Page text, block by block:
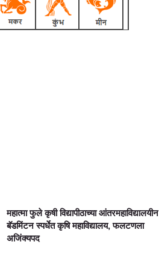
महात्मा फुले कृषी विद्यापीठाच्या आंतरमहाविद्यालयीन
बॅडमिंटन स्पर्धेत कृषि महाविद्यालय, फलटणला
अजिंक्यपद